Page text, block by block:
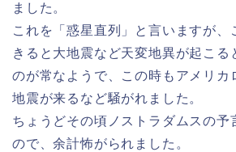
ました。
これを「惑星直列」と言いますが、
きると大地震など天変地異が起こる
のが常なようで、この時もアメリカ
地震が来るなど騒がれました。
ちょうどその頃ノストラダムスの予
ので、余計怖がられました。